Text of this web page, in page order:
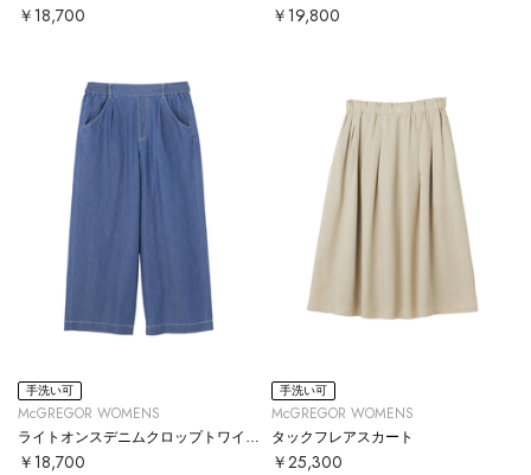
￥18,700 ￥19,800
手洗い可
McGREGOR WOMENS
￥18,700
手洗い可
McGREGOR WOMENS
タックフレアスカート
￥25,300